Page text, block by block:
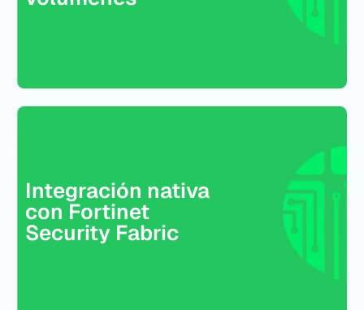
Integración nativa
con Fortinet
Security Fabric
Security Fabric